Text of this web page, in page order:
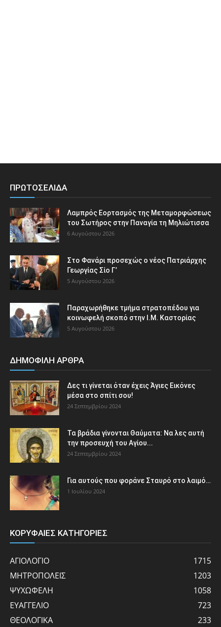
ΠΡΩΤΟΣΕΛΙΔΑ
Λαμπρός Εορτασμός της Μεταμορφώσεως
του Σωτήρος στην Παναγία τη Μηλιώτισσα
6 Αυγούστου 2026
Στο Φανάρι προσεχώς ο νέος Πατριάρχης
Γεωργίας Σίο Γ’
5 Αυγούστου 2026
Παραχωρήθηκε τμήμα στρατοπέδου για
κοινωφελή σκοπό στην Ι.Μ. Καστορίας
5 Αυγούστου 2026
ΔΗΜΟΦΙΛΗ ΑΡΘΡΑ
Δες τι γίνεται όταν έχεις Άγιες Εικόνες
μέσα στο σπίτι σου!
24 Σεπτεμβρίου 2024
Τα βράδια γίνονται Θαύματα: Να λες αυτή
την προσευχή του Αγίου...
24 Σεπτεμβρίου 2024
Για αυτούς που φοράνε Σταυρό στο λαιμό…
1 Ιουλίου 2024
ΚΟΡΥΦΑΙΕΣ ΚΑΤΗΓΟΡΙΕΣ
ΑΓΙΟΛΟΓΙΟ
1715
ΜΗΤΡΟΠΟΛΕΙΣ
1203
ΨΥΧΩΦΕΛΗ
1058
ΕΥΑΓΓΕΛΙΟ
723
ΘΕΟΛΟΓΙΚΑ
233